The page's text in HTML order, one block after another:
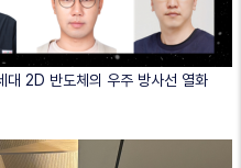
대 2D 반도체의 우주 방사선 열화